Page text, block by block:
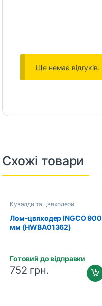
Ще немає відгуків.
Схожі товари
Кувалди та цвяходери
Лом-цвяходер INGCO 900
мм (HWBA01362)
Готовий до відправки
752 грн.